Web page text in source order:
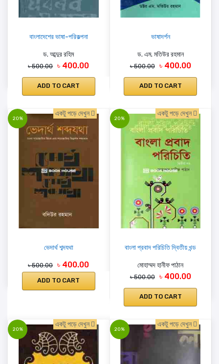
বাংলাদেশের ভাষা-পরিকল্পনা
ড. আব্দুর রহিম
৳ 500.00 ৳ 400.00
ADD TO CART
ভাষাদর্শন
ড. এম. মতিউর রহমান
৳ 500.00 ৳ 400.00
ADD TO CART
20%
একটু পড়ে দেখুন
ভেদার্থ শব্দযথা
৳ 500.00 ৳ 400.00
ADD TO CART
20%
একটু পড়ে দেখুন
বাংলা প্রবাদ পরিচিতি দ্বিতীয় খন্ড
মোহাম্মদ হানীফ পাঠান
৳ 500.00 ৳ 400.00
ADD TO CART
20%
একটু পড়ে দেখুন
20%
একটু পড়ে দেখুন